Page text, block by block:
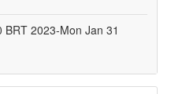
2023-Mon Jan 31